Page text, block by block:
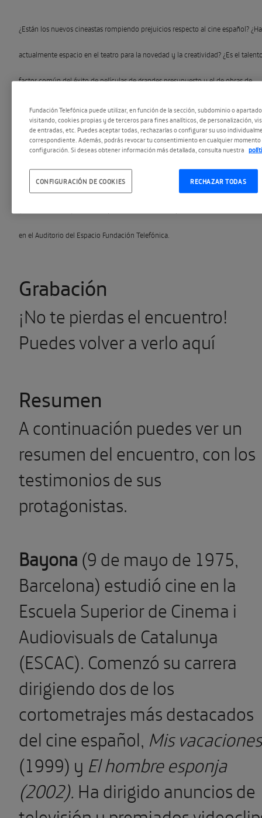
¿Están los nuevos cineastas rompiendo prejuicios respecto al cine español?
actualmente espacio en el teatro para la novedad y la creatividad? ¿Es el
factor común del éxito de películas de grandes presupuesto y el de obras de
teatro de presupuesto más limitado? ¿Qué retos tienen los jóvenes directores y
actores en España? Éstas y otras cuestiones fueron comentadas por el director
Juan Antonio Bayona (@ Lo imposible ) y el actor (
serie de TVE) y dramaturgo (La Tempestad ) Sergio Peris Mencheta
en el Auditorio del Espacio Fundación Telefónica.
Grabación
¡No te pierdas el encuentro!
Puedes volver a verlo aquí
Resumen
A continuación puedes ver un
resumen del encuentro, con los
testimonios de sus
protagonistas.
Bayona(9 de mayo de 1975,
Barcelona) estudió cine en la
Escuela Superior de Cinema i
Audiovisuals de Catalunya
(ESCAC). Comenzó su carrera
dirigiendo dos de los
cortometrajes más destacados
del cine español, Mis vacaciones
(1999) y El hombre esponja
(2002). Ha dirigido anuncios de
Fundación Telefónica puede utilizar, en función de la sección, subdominio o
visitando, cookies propias y de terceros para fines analíticos, de personalización,
de entradas, etc. Puedes aceptar todas, rechazarlas o configurar su uso
correspondiente. Además, podrás revocar tu consentimiento en cualquier momento
configuración. Si deseas obtener información más detallada, consulta nuestra
RECHAZAR TODAS
CONFIGURACIÓN DE COOKIES